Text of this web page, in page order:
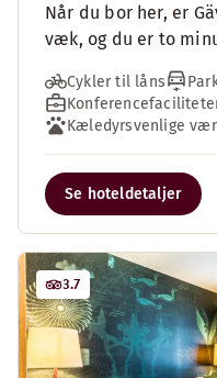
Når du bor her, er
væk, og du er to
Cykler til låns
Kæledyrsvenlige
Se hoteldetaljer
3.7